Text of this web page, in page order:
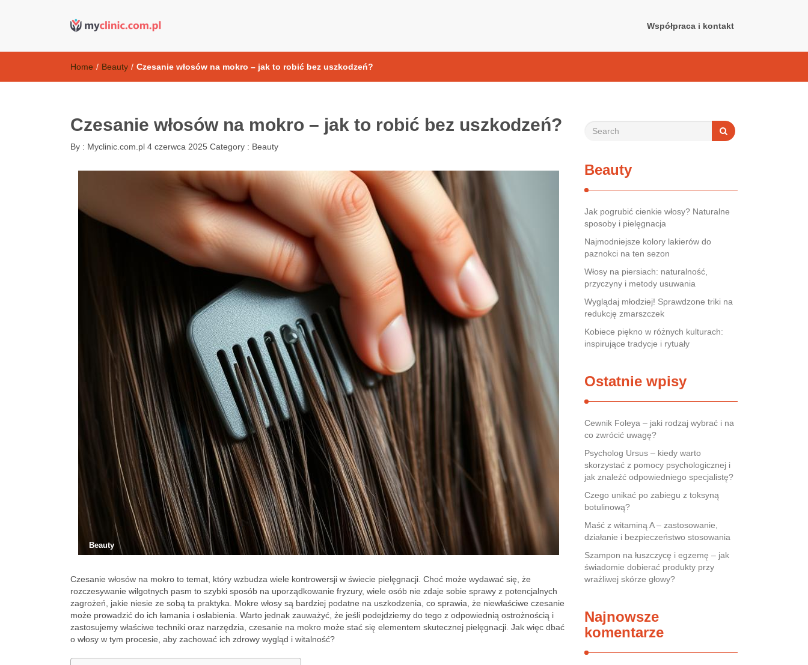
Współpraca i kontakt
Home / Beauty / Czesanie włosów na mokro – jak to robić bez uszkodzeń?
Czesanie włosów na mokro – jak to robić bez uszkodzeń?
By : Myclinic.com.pl 4 czerwca 2025 Category : Beauty
Beauty
Czesanie włosów na mokro to temat, który wzbudza wiele kontrowersji w świecie pielęgnacji. Choć może wydawać się, że
rozczesywanie wilgotnych pasm to szybki sposób na uporządkowanie fryzury, wiele osób nie zdaje sobie sprawy z potencjalnych
zagrożeń, jakie niesie ze sobą ta praktyka. Mokre włosy są bardziej podatne na uszkodzenia, co sprawia, że niewłaściwe czesanie
może prowadzić do ich łamania i osłabienia. Warto jednak zauważyć, że jeśli podejdziemy do tego z odpowiednią ostrożnością i
zastosujemy właściwe techniki oraz narzędzia, czesanie na mokro może stać się elementem skutecznej pielęgnacji. Jak więc dbać
o włosy w tym procesie, aby zachować ich zdrowy wygląd i witalność?
Beauty
Jak pogrubić cienkie włosy? Naturalne
sposoby i pielęgnacja
Najmodniejsze kolory lakierów do
paznokci na ten sezon
Włosy na piersiach: naturalność,
przyczyny i metody usuwania
Wyglądaj młodziej! Sprawdzone triki na
redukcję zmarszczek
Kobiece piękno w różnych kulturach:
inspirujące tradycje i rytuały
Ostatnie wpisy
Cewnik Foleya – jaki rodzaj wybrać i na
co zwrócić uwagę?
Psycholog Ursus – kiedy warto
skorzystać z pomocy psychologicznej i
jak znaleźć odpowiedniego specjalistę?
Czego unikać po zabiegu z toksyną
botulinową?
Maść z witaminą A – zastosowanie,
działanie i bezpieczeństwo stosowania
Szampon na łuszczycę i egzemę – jak
świadomie dobierać produkty przy
wrażliwej skórze głowy?
Najnowsze
komentarze